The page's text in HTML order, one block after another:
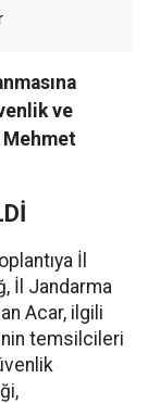
ve
Mehmet
İl
İl Jandarma
Acar, ilgili
temsilcileri